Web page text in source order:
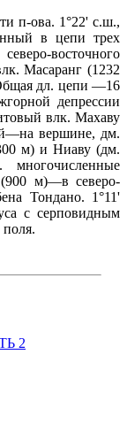
п-ова. 1°22' с.ш.,
в цепи трех
восточного
Масаранг (1232
дл. цепи —16
депрессии
влк. Махаву
вершине, дм.
м) и Ниаву (дм.
(900 м)—в северо-
Тондано. 1°11'
с серповидным
2